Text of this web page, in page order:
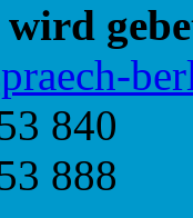
840
888